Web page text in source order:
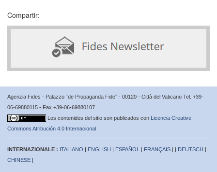
Compartir:
Agenzia Fides - Palazzo “de Propaganda Fide” - 00120 - Città del Vaticano Tel. +39-
06-69880115 - Fax +39-06-69880107
Los contenidos del sitio son publicados con Licencia Creative
Commons Atribución 4.0 Internacional
INTERNAZIONALE : ITALIANO | ENGLISH | ESPAÑOL | FRANÇAIS | | DEUTSCH |
CHINESE |